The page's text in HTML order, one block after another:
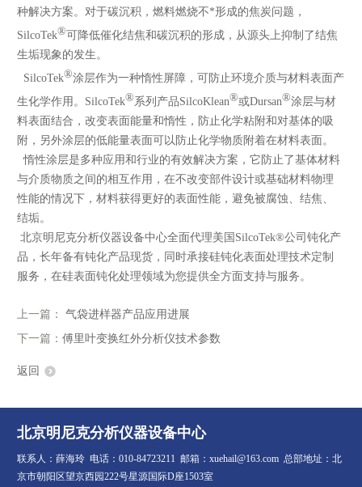
种解决方案。对于碳沉积，燃料燃烧不*形成的焦炭问题，
SilcoTek®可降低催化结焦和碳沉积的形成，从源头上抑制了结焦
生垢现象的发生。
SilcoTek®涂层作为一种惰性屏障，可防止环境介质与材料表面产
生化学作用。SilcoTek®系列产品SilcoKlean®或Dursan®涂层与材
料表面结合，改变表面能量和惰性，防止化学粘附和对基体的吸
附，另外涂层的低能量表面可以防止化学物质附着在材料表面。
惰性涂层是多种应用和行业的有效解决方案，它防止了基体材料
与介质物质之间的相互作用，在不改变部件设计或基础材料物理
性能的情况下，材料获得更好的表面性能，避免被腐蚀、结焦、
结垢。
北京明尼克分析仪器设备中心全面代理美国SilcoTek®公司钝化产
品，长年备有钝化产品现货，同时承接硅钝化表面处理技术定制
服务，在硅表面钝化处理领域为您提供全方面支持与服务。
上一篇：气袋进样器产品应用进展
下一篇：傅里叶变换红外分析仪技术参数
返回
北京明尼克分析仪器设备中心
联系人：薛海玲 电话：010-84723211 邮箱：xuehail@163.com 总部地址：北
京市朝阳区望京西园222号星源国际D座1503室